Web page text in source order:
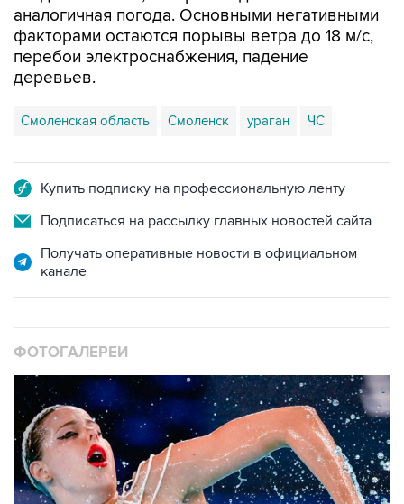
аналогичная погода. Основными негативными
факторами остаются порывы ветра до 18 м/с,
перебои электроснабжения, падение
деревьев.
Смоленская область Смоленск ураган ЧС
Купить подписку на профессиональную ленту
Подписаться на рассылку главных новостей сайта
Получать оперативные новости в официальном
канале
ФОТОГАЛЕРЕИ